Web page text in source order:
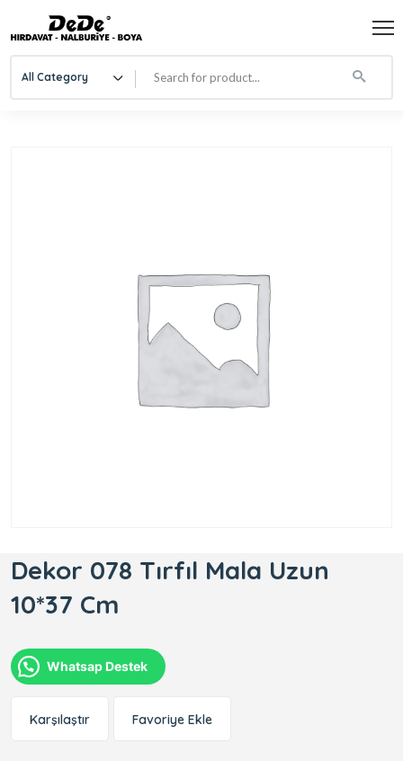
All Category
Dekor 078 Tırfıl Mala Uzun
10*37 Cm
Whatsap Destek
Karşılaştır Favoriye Ekle